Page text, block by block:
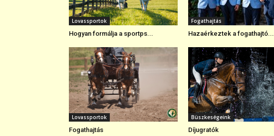
Lovassportok
Hogyan formálja a sportps...
Fogathajtás
Hazaérkeztek a fogathajtó...
Lovassportok
Fogathajtás
Büszkeségeink
Díjugratók